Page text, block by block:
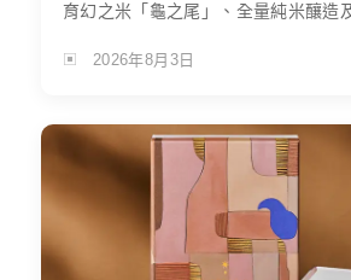
育幻之米「龜之尾」、全量純米釀造
2026年8月3日